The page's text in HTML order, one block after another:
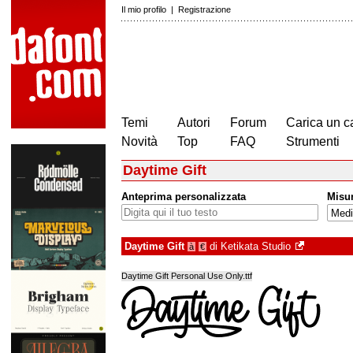
Il mio profilo | Registrazione
Temi
Novità
Autori
Top
Forum
FAQ
Carica un
Strumenti
Daytime Gift
Anteprima personalizzata
Daytime Gift à € di Ketikata Studio
Daytime Gift Personal Use Only.ttf